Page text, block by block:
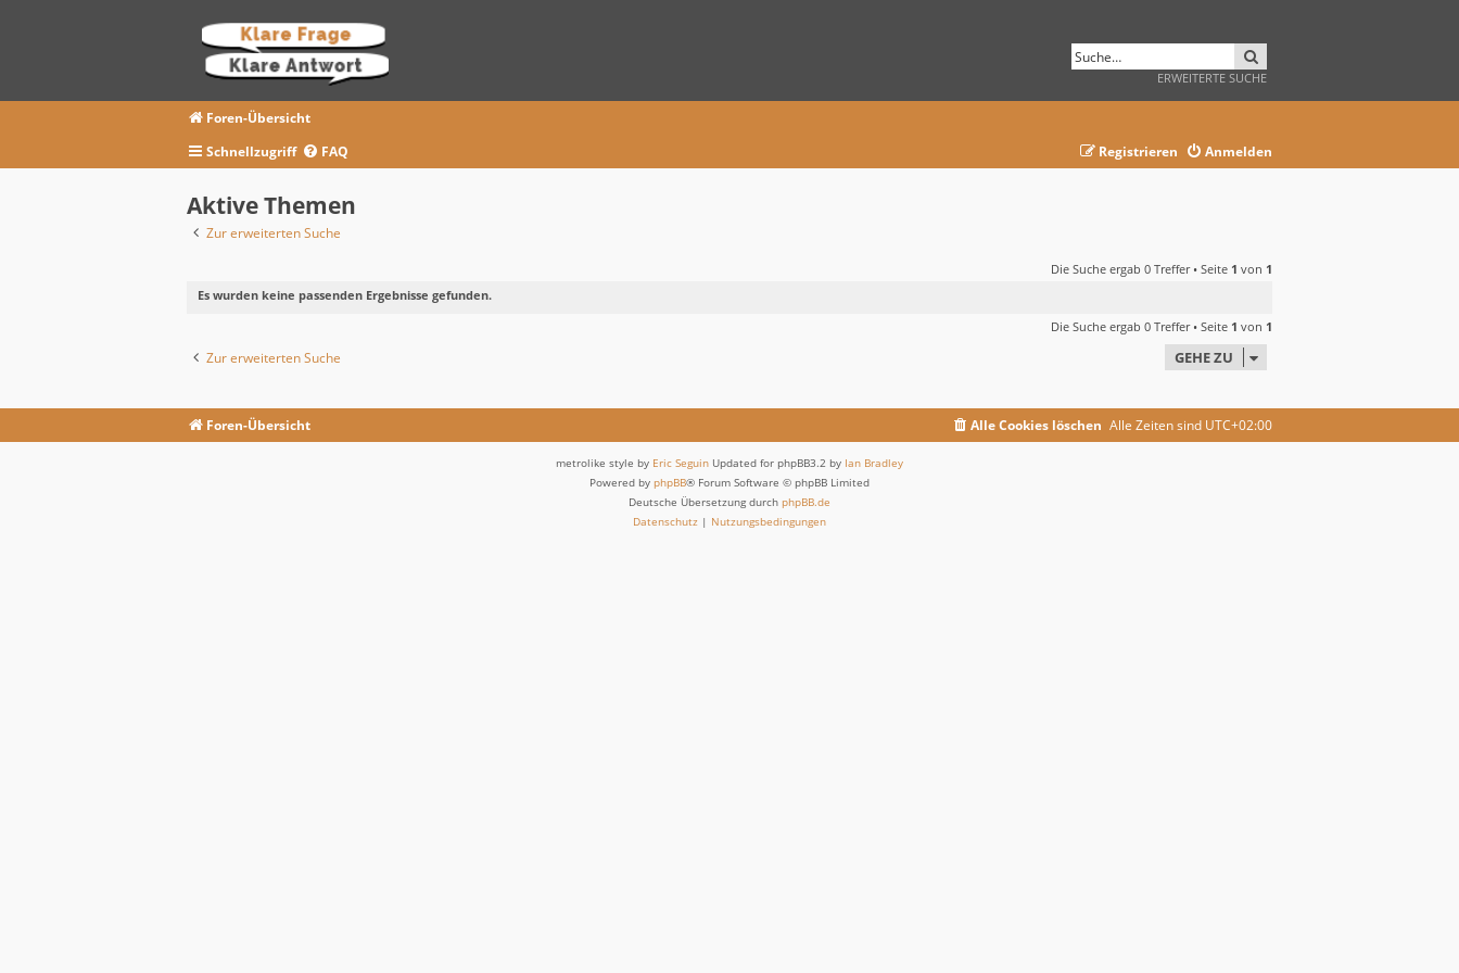
ERWEITERTE SUCHE
Foren-Übersicht
Schnellzugriff
FAQ Anmelden
Registrieren
Aktive Themen
Zur erweiterten Suche
Die Suche ergab 0 Treffer • Seite 1 von 1
Es wurden keine passenden Ergebnisse gefunden.
Die Suche ergab 0 Treffer • Seite 1 von 1
Zur erweiterten Suche GEHE ZU
Foren-Übersicht Alle Zeiten sind UTC+02:00
Alle Cookies löschen
metrolike style by Eric Seguin Updated for phpBB3.2 by Ian Bradley
Powered by phpBB® Forum Software © phpBB Limited
Deutsche Übersetzung durch phpBB.de
Datenschutz | Nutzungsbedingungen